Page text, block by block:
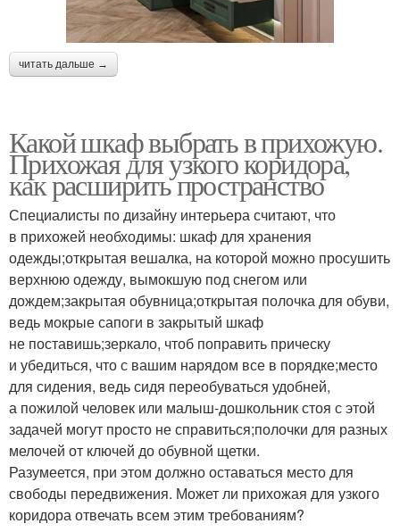
читать дальше →
Какой шкаф выбрать в прихожую.
Прихожая для узкого коридора,
как расширить пространство
Специалисты по дизайну интерьера считают, что
в прихожей необходимы: шкаф для хранения
одежды;открытая вешалка, на которой можно просушить
верхнюю одежду, вымокшую под снегом или
дождем;закрытая обувница;открытая полочка для обуви,
ведь мокрые сапоги в закрытый шкаф
не поставишь;зеркало, чтоб поправить прическу
и убедиться, что с вашим нарядом все в порядке;место
для сидения, ведь сидя переобуваться удобней,
а пожилой человек или малыш-дошкольник стоя с этой
задачей могут просто не справиться;полочки для разных
мелочей от ключей до обувной щетки.
Разумеется, при этом должно оставаться место для
свободы передвижения. Может ли прихожая для узкого
коридора отвечать всем этим требованиям?